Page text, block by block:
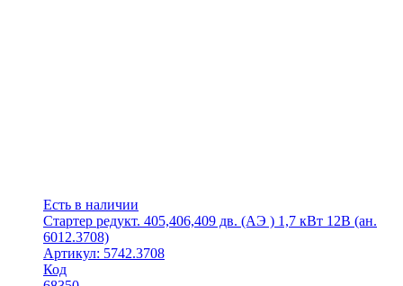
Есть в наличии
Стартер редукт. 405,406,409 дв. (AЭ ) 1,7 кВт 12В (ан.
6012.3708)
Артикул: 5742.3708
Код